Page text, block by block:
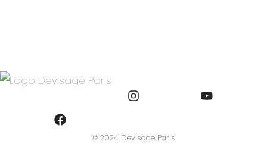
© 2024 Devisage Paris